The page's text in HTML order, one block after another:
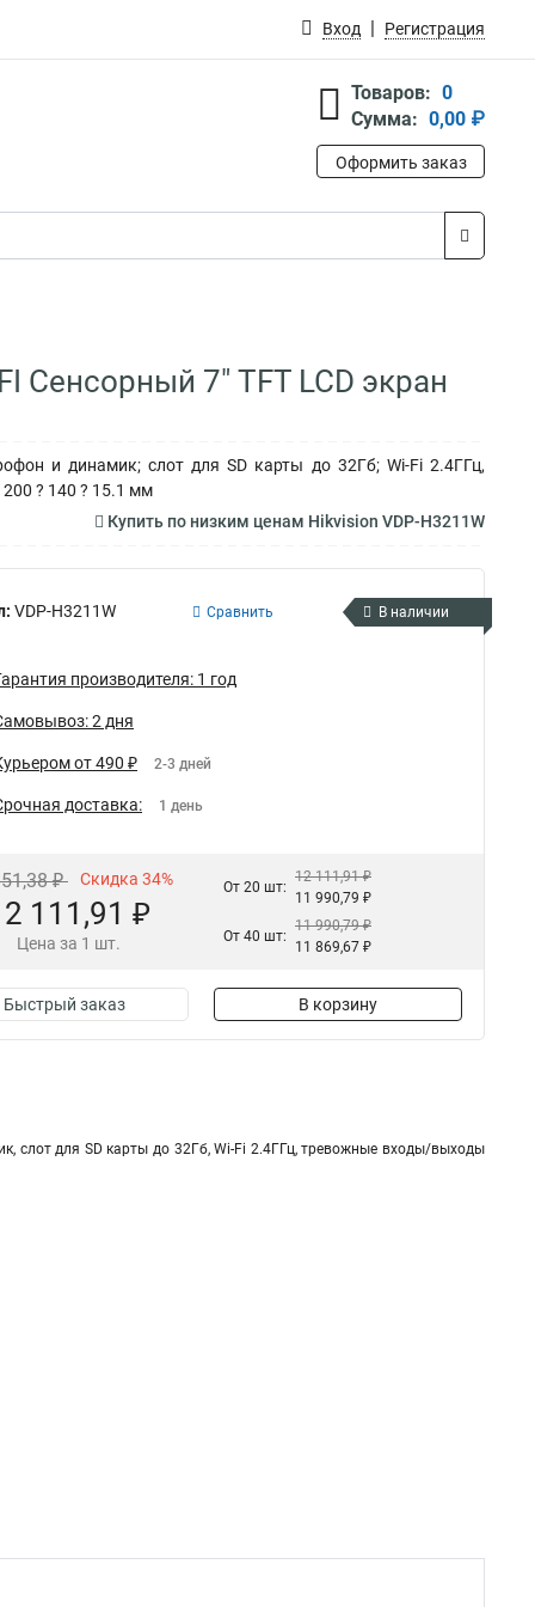
Вход Регистрация
Товаров: 0
Сумма: 0,00 ₽
Оформить заказ
Сенсорный 7" TFT LCD экран
и динамик; слот для SD карты до 32Гб; Wi-Fi 2.4ГГц,
? 140 ? 15.1 мм
Купить по низким ценам Hikvision VDP-H3211W
VDP-H3211W Сравнить В наличии
производителя: 1 год
2 дня
от 490 ₽ 2-3 дней
доставка: 1 день
₽ Скидка 34%
111,91 ₽
Цена за 1 шт.
От 20 шт:
12 111,91 ₽
11 990,79 ₽
От 40 шт:
11 990,79 ₽
11 869,67 ₽
Быстрый заказ В корзину
слот для SD карты до 32Гб, Wi-Fi 2.4ГГц, тревожные входы/выходы